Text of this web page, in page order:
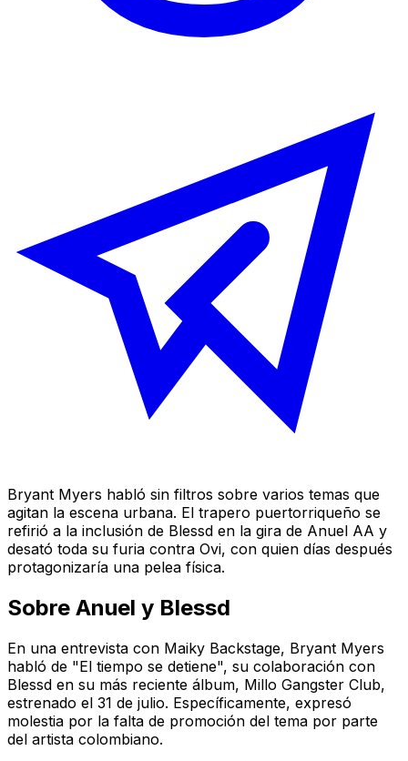
Bryant Myers habló sin filtros sobre varios temas que
agitan la escena urbana. El trapero puertorriqueño se
refirió a la inclusión de Blessd en la gira de Anuel AA y
desató toda su furia contra Ovi, con quien días después
protagonizaría una pelea física.
Sobre Anuel y Blessd
En una entrevista con Maiky Backstage, Bryant Myers
habló de "El tiempo se detiene", su colaboración con
Blessd en su más reciente álbum, Millo Gangster Club,
estrenado el 31 de julio. Específicamente, expresó
molestia por la falta de promoción del tema por parte
del artista colombiano.